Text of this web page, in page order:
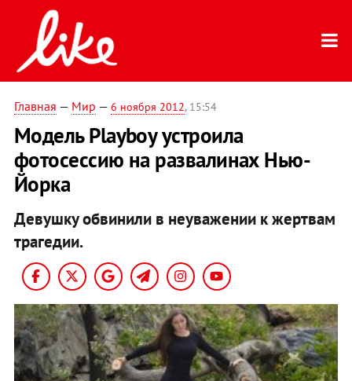
Главная — Мир — 6 ноября 2012, 15:54
Модель Playboy устроила
фотосессию на развалинах Нью-
Йорка
Девушку обвинили в неуважении к жертвам
трагедии.